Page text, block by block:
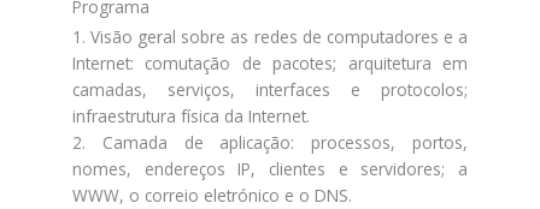
Programa
1. Visão geral sobre as redes de computadores e a
Internet: comutação de pacotes; arquitetura em
camadas, serviços, interfaces e protocolos;
infraestrutura física da Internet.
2. Camada de aplicação: processos, portos,
nomes, endereços IP, clientes e servidores; a
WWW, o correio eletrónico e o DNS.